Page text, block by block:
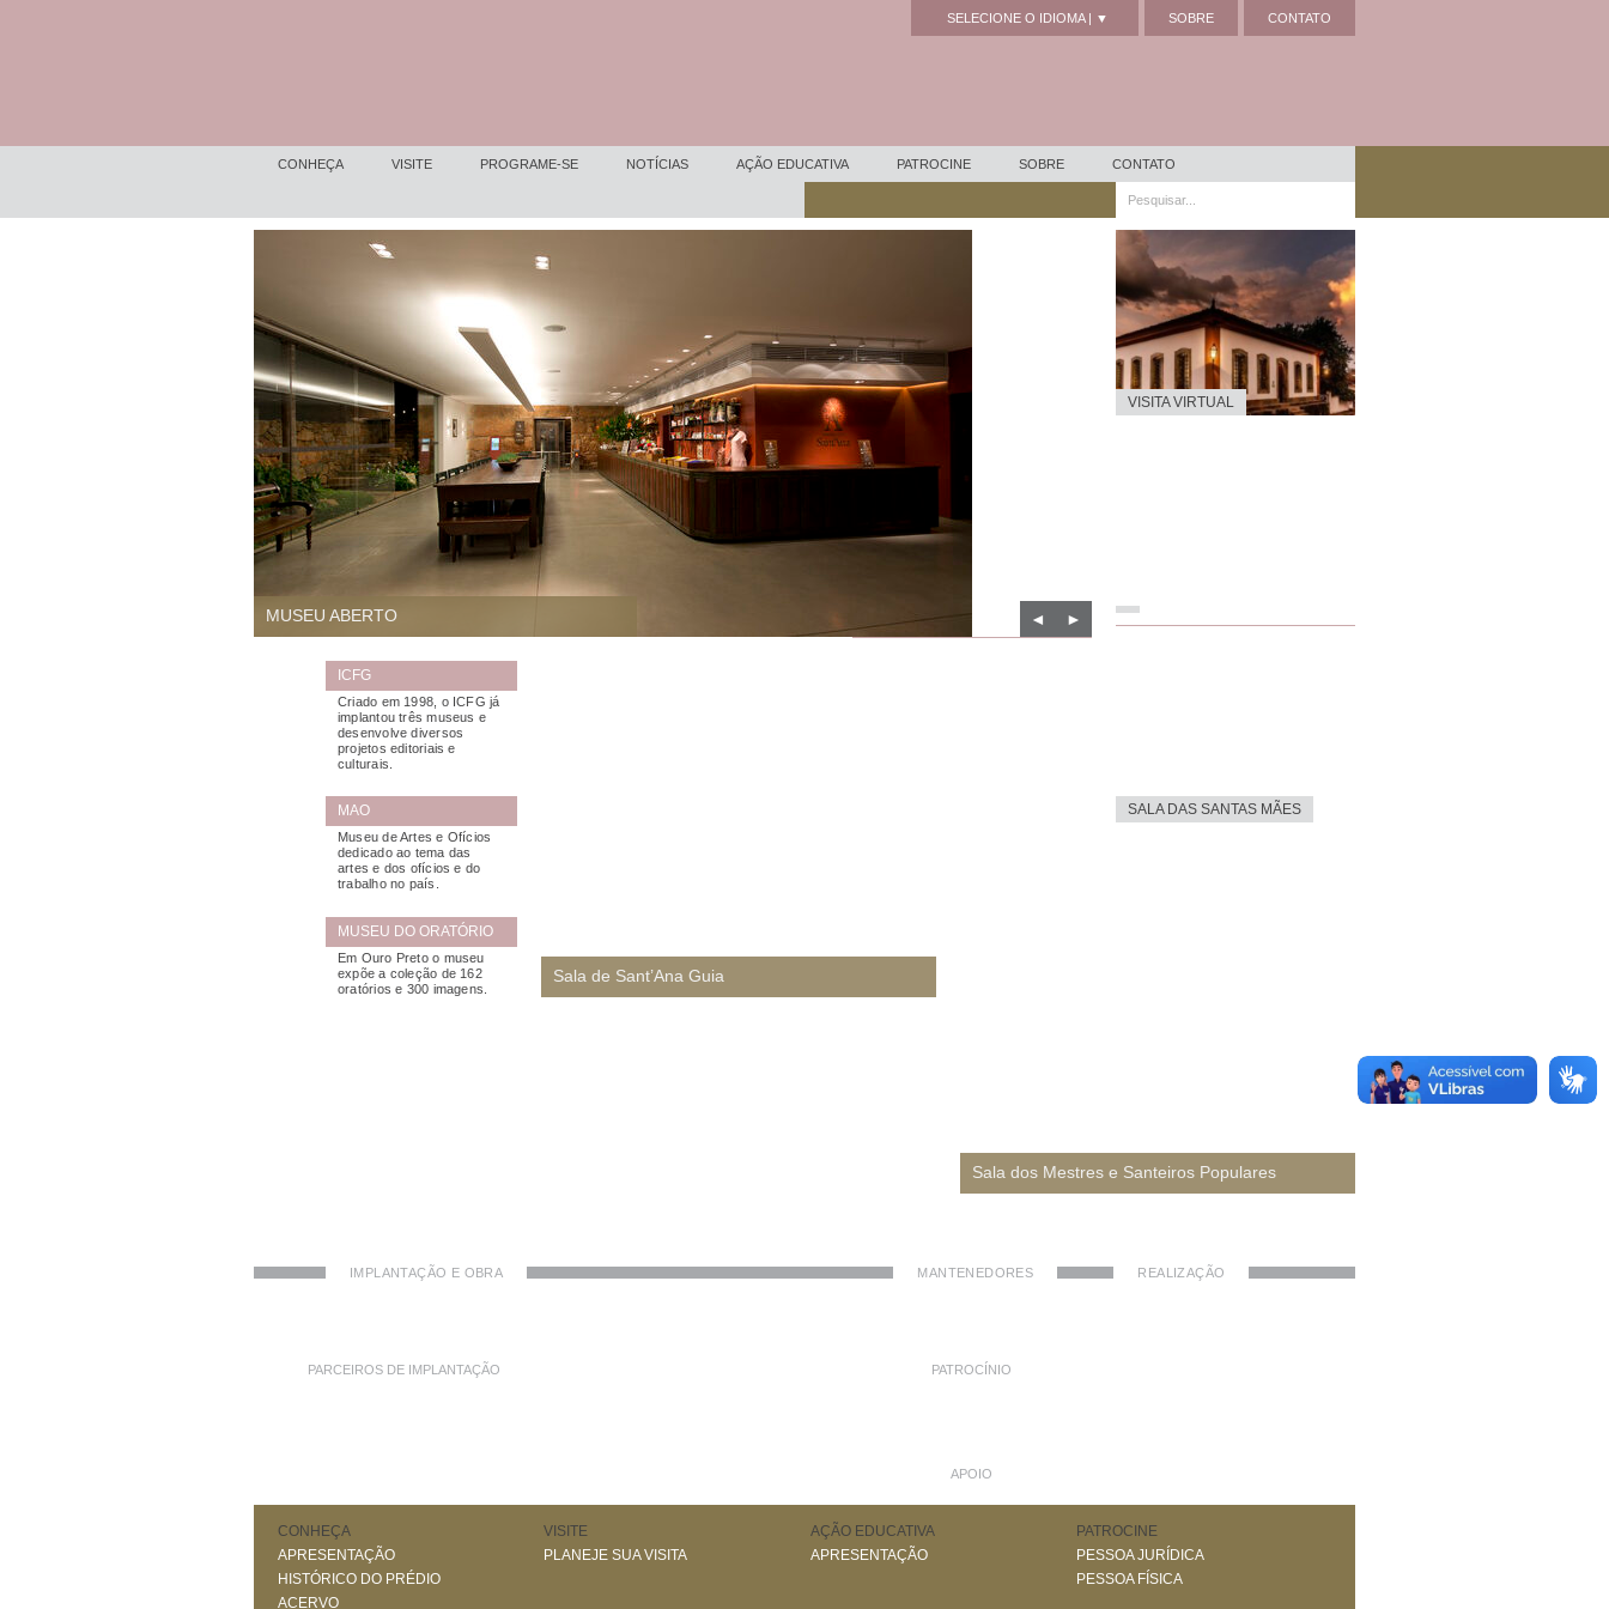
SOBRE CONTATO
SELECIONE O IDIOMA | ▼
CONHEÇA VISITE PROGRAME-SE NOTÍCIAS AÇÃO EDUCATIVA PATROCINE SOBRE CONTATO
►
◄
MUSEU ABERTO
VISITA VIRTUAL
SALA DAS SANTAS MÃES
ICFG
Criado em 1998, o ICFG já
implantou três museus e
desenvolve diversos
projetos editoriais e
culturais.
MAO
Museu de Artes e Ofícios
dedicado ao tema das
artes e dos ofícios e do
trabalho no país.
MUSEU DO ORATÓRIO
Em Ouro Preto o museu
expõe a coleção de 162
oratórios e 300 imagens.
Sala de Sant’Ana Guia
Sala dos Mestres e Santeiros Populares
IMPLANTAÇÃO E OBRA
PARCEIROS DE IMPLANTAÇÃO
MANTENEDORES
PATROCÍNIO
APOIO
REALIZAÇÃO
CONHEÇA
APRESENTAÇÃO
HISTÓRICO DO PRÉDIO
ACERVO
VISITE
PLANEJE SUA VISITA
AÇÃO EDUCATIVA
APRESENTAÇÃO
PATROCINE
PESSOA JURÍDICA
PESSOA FÍSICA